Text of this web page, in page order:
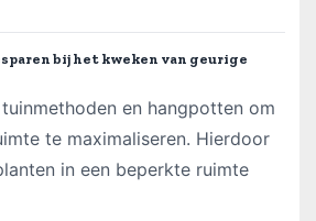
bij het kweken van geurige
en hangpotten om
te maximaliseren. Hierdoor
in een beperkte ruimte